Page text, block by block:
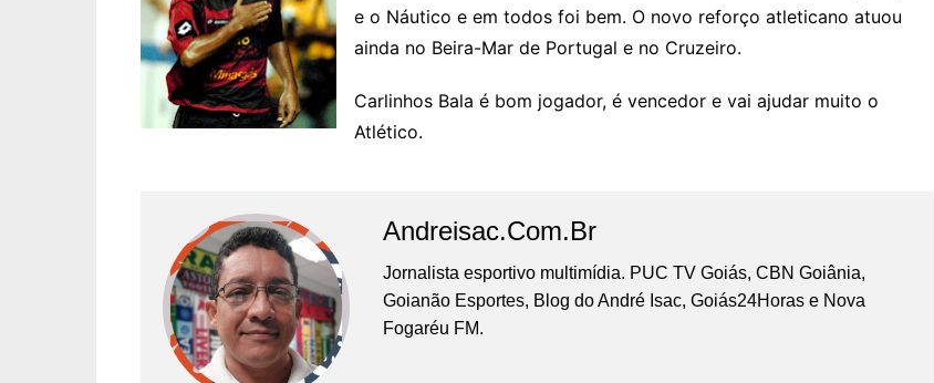
e o Náutico e em todos foi bem. O novo reforço atleticano atuou
ainda no Beira-Mar de Portugal e no Cruzeiro.
Carlinhos Bala é bom jogador, é vencedor e vai ajudar muito o
Atlético.
Andreisac.com.br
Jornalista esportivo multimídia. PUC TV Goiás, CBN Goiânia,
Goianão Esportes, Blog do André Isac, Goiás24Horas e Nova
Fogaréu FM.